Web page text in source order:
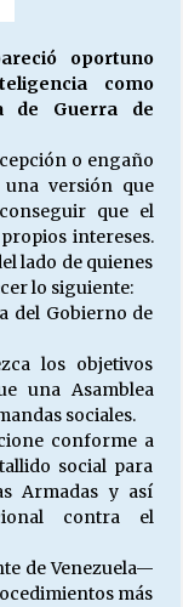
DESPIDOS
a 135 años. “La
Souls (Salvar
oportuno
como
de Guerra de
o engaño
versión que
que el
intereses.
lado de quienes
lo siguiente:
del Gobierno de
los objetivos
una Asamblea
sociales.
conforme a
social para
Armadas y así
contra el
de Venezuela—
más